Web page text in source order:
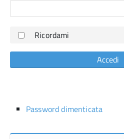
Ricordami
Password dimenticata